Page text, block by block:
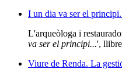
I un dia va ser el
L'arqueòloga i
va ser el principi...',
Viure de Renda. La